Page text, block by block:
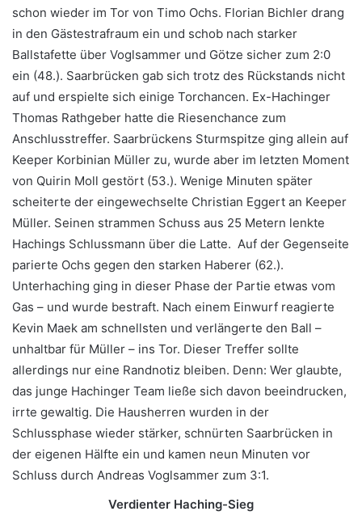
schon wieder im Tor von Timo Ochs. Florian Bichler drang
in den Gästestrafraum ein und schob nach starker
Ballstafette über Voglsammer und Götze sicher zum 2:0
ein (48.). Saarbrücken gab sich trotz des Rückstands nicht
auf und erspielte sich einige Torchancen. Ex-Hachinger
Thomas Rathgeber hatte die Riesenchance zum
Anschlusstreffer. Saarbrückens Sturmspitze ging allein auf
Keeper Korbinian Müller zu, wurde aber im letzten Moment
von Quirin Moll gestört (53.). Wenige Minuten später
scheiterte der eingewechselte Christian Eggert an Keeper
Müller. Seinen strammen Schuss aus 25 Metern lenkte
Hachings Schlussmann über die Latte. Auf der Gegenseite
parierte Ochs gegen den starken Haberer (62.).
Unterhaching ging in dieser Phase der Partie etwas vom
Gas – und wurde bestraft. Nach einem Einwurf reagierte
Kevin Maek am schnellsten und verlängerte den Ball –
unhaltbar für Müller – ins Tor. Dieser Treffer sollte
allerdings nur eine Randnotiz bleiben. Denn: Wer glaubte,
das junge Hachinger Team ließe sich davon beeindrucken,
irrte gewaltig. Die Hausherren wurden in der
Schlussphase wieder stärker, schnürten Saarbrücken in
der eigenen Hälfte ein und kamen neun Minuten vor
Schluss durch Andreas Voglsammer zum 3:1.
Verdienter Haching-Sieg